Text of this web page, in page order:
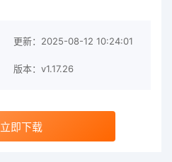
更新：2025-08-12 10:24:01
版本：v1.17.26
立即下载